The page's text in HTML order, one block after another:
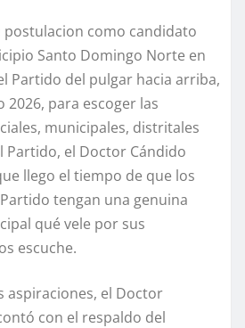
postulacion como candidato
Santo Domingo Norte en
Partido del pulgar hacia arriba,
para escoger las
municipales, distritales
Partido, el Doctor Cándido
llego el tiempo de que los
tengan una genuina
qué vele por sus
escuche.
aspiraciones, el Doctor
con el respaldo del